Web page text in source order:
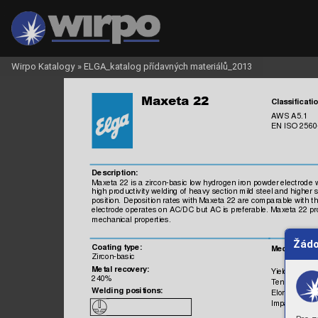
 Classificatio
AWS A5.1
EN ISO
Description:
Maxeta 22 is a zircon-basic low hydrogen iron powder electrode
high productivity welding of heavy section m ild steel and higher
position. Deposition rates with Maxeta 22 are com parable with
electrode operates on AC/DC but AC is preferable. Maxeta 22
mechanical properties.
Coating type:
Zircon-basic
Metal recovery:
240%
Welding positions:

Mechanical
Yield s
Tensile
Elongation,
Impac t
Wirpo Katalogy » ELGA_katalog přídavných materiálů_2013